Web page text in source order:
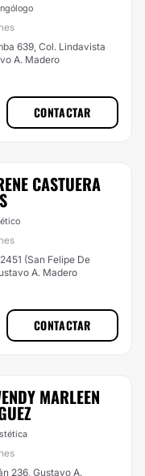
639, Col. Lindavista
A. Madero
CONTACTAR
CASTUERA
(San Felipe De
, Gustavo A. Madero
CONTACTAR
MARLEEN
236, Gustavo A.